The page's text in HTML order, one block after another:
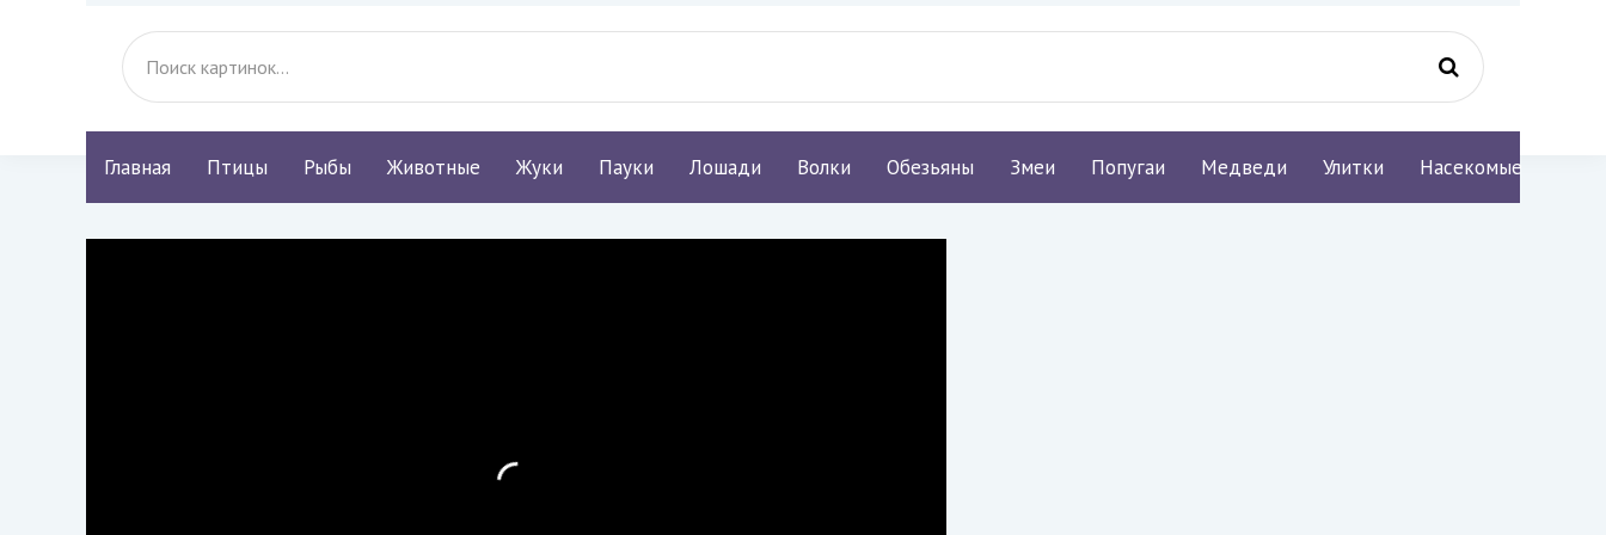
Главная Птицы Рыбы Животные Жуки Пауки Лошади Волки Обезьяны Змеи Попугаи Медведи Улитки Насекомые